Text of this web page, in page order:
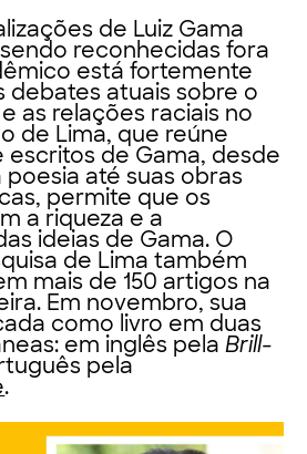
de Luiz Gama
reconhecidas fora
está fortemente
debates atuais sobre o
as relações raciais no
de Lima, que reúne
escritos de Gama, desde
poesia até suas obras
permite que os
a riqueza e a
ideias de Gama. O
de Lima também
mais de 150 artigos na
Em novembro, sua
como livro em duas
em inglês pelaBrill-
pela
.